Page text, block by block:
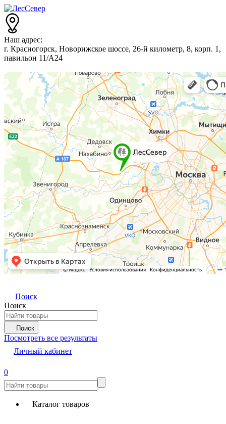
Наш адрес:
г. Красногорск, Новорижское шоссе, 26-й километр, 8, корп. 1,
павильон 11/А24
Поиск
Поиск
Поиск
Посмотреть все результаты
Личный кабинет
0
Каталог товаров